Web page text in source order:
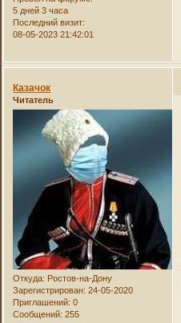
5 дней 3 часа
Последний визит:
08-05-2023 21:42:01
Казачок
Читатель
Откуда: Ростов-на-Дону
Зарегистрирован: 24-05-2020
Приглашений: 0
Сообщений: 255